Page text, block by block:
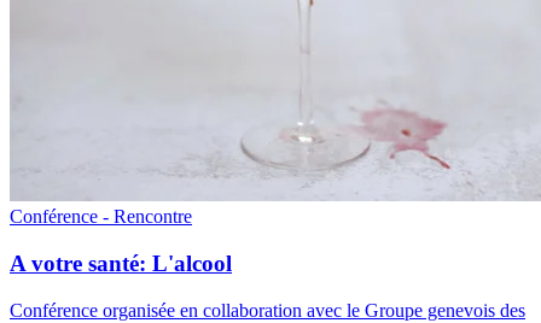
Conférence - Rencontre
A votre santé: L'alcool
Conférence organisée en collaboration avec le Groupe genevois des